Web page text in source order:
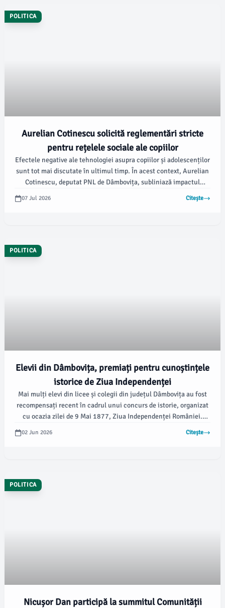
POLITICA
Aurelian Cotinescu solicită reglementări stricte
pentru rețelele sociale ale copiilor
Efectele negative ale tehnologiei asupra copiilor și adolescenților
sunt tot mai discutate în ultimul timp. În acest context, Aurelian
Cotinescu, deputat PNL de Dâmbovița, subliniază impactul
07 Jul 2026 Citește
POLITICA
Elevii din Dâmbovița, premiați pentru cunoștințele
istorice de Ziua Independenței
Mai mulți elevi din licee și colegii din județul Dâmbovița au fost
recompensați recent în cadrul unui concurs de istorie, organizat
cu ocazia zilei de 9 Mai 1877, Ziua Independenței României.
cinci unități de învățământ, evidențiind interesul și cunoștințele
02 Jun 2026 Citește
POLITICA
Nicușor Dan participă la summitul Comunității